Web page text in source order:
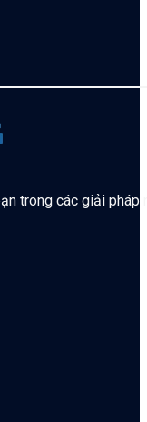
trong các giải pháp